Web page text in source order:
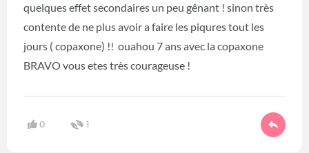
quelques effet secondaires un peu gênant ! sinon très
contente de ne plus avoir a faire les piqures tout les
jours ( copaxone) !! ouahou 7 ans avec la copaxone
BRAVO vous etes très courageuse !
0 1